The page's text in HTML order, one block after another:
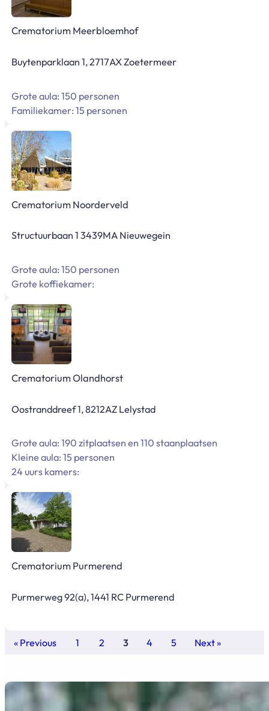
Crematorium Meerbloemhof
Buytenparklaan 1, 2717AX Zoetermeer
Grote aula: 150 personen
Familiekamer: 15 personen
Crematorium Noorderveld
Structuurbaan 1 3439MA Nieuwegein
Grote aula: 150 personen
Grote koffiekamer:
Crematorium Olandhorst
Oostranddreef 1, 8212AZ Lelystad
Grote aula: 190 zitplaatsen en 110 staanplaatsen
Kleine aula: 15 personen
24 uurs kamers:
Crematorium Purmerend
Purmerweg 92(a), 1441 RC Purmerend
« Previous 1 2 3 4 5 Next »